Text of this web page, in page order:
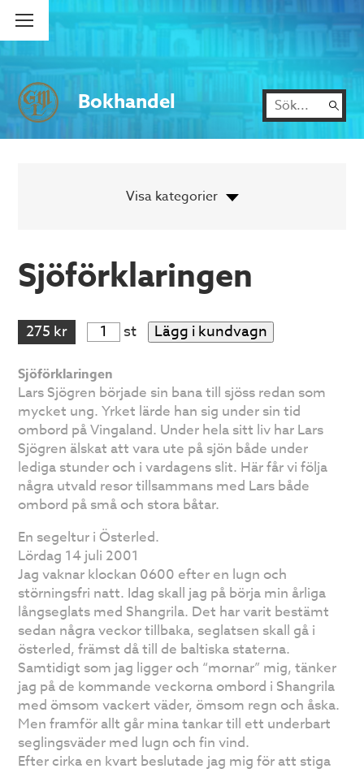
Bokhandel
Sjöförklaringen
275 kr st Lägg i kundvagn
Sjöförklaringen
Lars Sjögren började sin bana till sjöss redan som
mycket ung. Yrket lärde han sig under sin tid
ombord på Vingaland. Under hela sitt liv har Lars
Sjögren älskat att vara ute på sjön både under
lediga stunder och i vardagens slit. Här får vi följa
några utvald resor tillsammans med Lars både
ombord på små och stora båtar.
En segeltur i Österled.
Lördag 14 juli 2001
Jag vaknar klockan 0600 efter en lugn och
störningsfri natt. Idag skall jag på börja min årliga
långseglats med Shangrila. Det har varit bestämt
sedan några veckor tillbaka, seglatsen skall gå i
österled, främst då till de baltiska staterna.
Samtidigt som jag ligger och “mornar” mig, tänker
jag på de kommande veckorna ombord i Shangrila
med ömsom vackert väder, ömsom regn och åska.
Men framför allt går mina tankar till ett underbart
seglingsväder med lugn och fin vind.
Efter cirka en kvart beslutade jag mig för att stiga